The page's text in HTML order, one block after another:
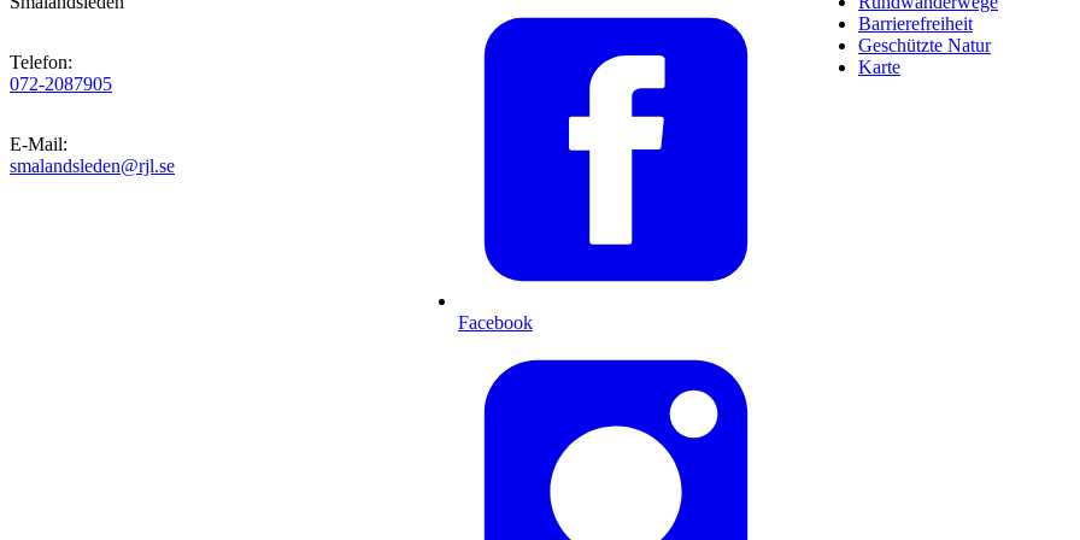
Telefon:
072-2087905
E-Mail:
smalandsleden@rjl.se
Facebook
Barrierefreiheit
Geschützte Natur
Karte